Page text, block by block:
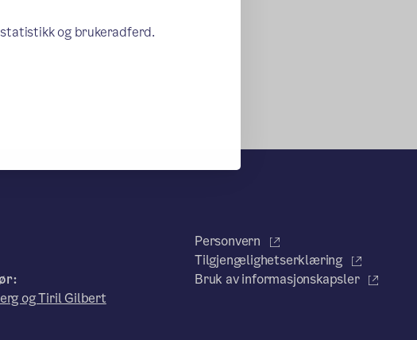
og brukeradferd.
og Tiril Gilbert
Personvern
Tilgjengelighetserklæring
Bruk av informasjonskapsler